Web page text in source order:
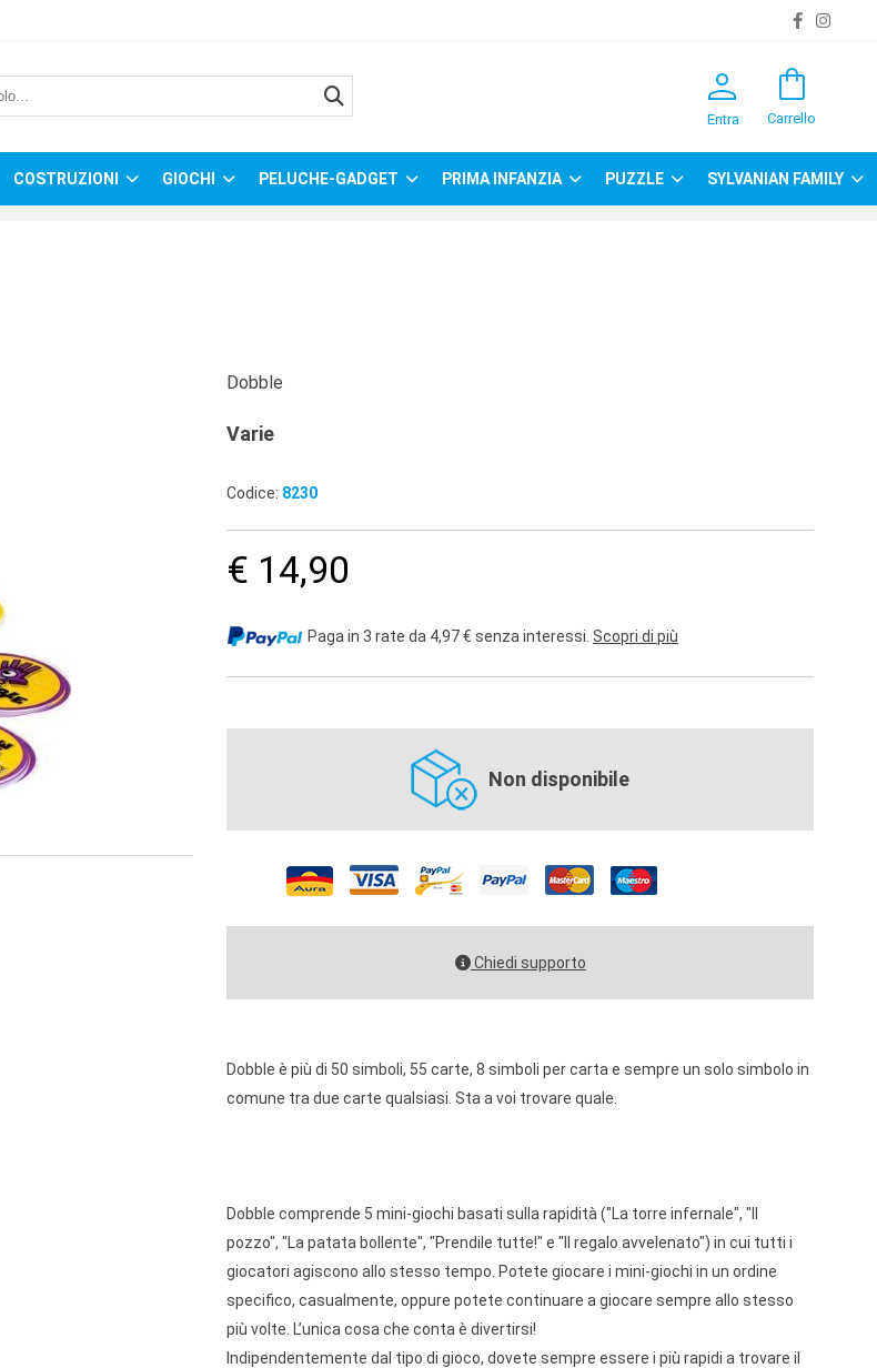
person
Entra
shopping_bag
Carrello
COSTRUZIONI GIOCHI PELUCHE-GADGET PRIMA INFANZIA PUZZLE SYLVANIAN FAMILY
Dobble
Varie
Codice: 8230
€ 14,90
Paga in 3 rate da 4,97 € senza interessi.Scopri di più
Non disponibile
Chiedi supporto
Dobble è più di 50 simboli, 55 carte, 8 simboli per carta e sempre un solo simbolo in
comune tra due carte qualsiasi. Sta a voi trovare quale.
Dobble comprende 5 mini-giochi basati sulla rapidità ("La torre infernale", "Il
pozzo", "La patata bollente", "Prendile tutte!" e "Il regalo avvelenato") in cui tutti i
giocatori agiscono allo stesso tempo. Potete giocare i mini-giochi in un ordine
specifico, casualmente, oppure potete continuare a giocare sempre allo stesso
più volte. L’unica cosa che conta è divertirsi!
Indipendentemente dal tipo di gioco, dovete sempre essere i più rapidi a trovare il